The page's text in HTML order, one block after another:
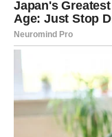
iskrenošću,
ovom periodu ima
zasnovana na
Rakovi koji su već
snažniji. Mogući
budućnosti ili
Nesporazumi koji